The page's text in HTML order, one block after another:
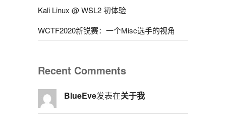
Kali Linux @ WSL2 初体验
WCTF2020新锐赛：一个Misc选手的视角
Recent Comments
BlueEve发表在关于我